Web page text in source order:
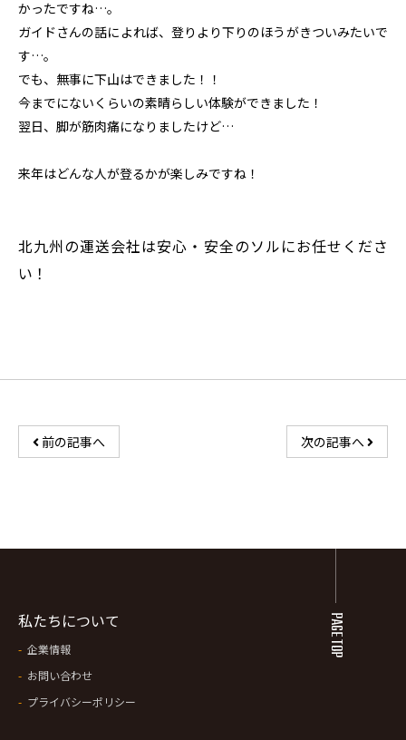
かったですね…。
ガイドさんの話によれば、登りより下りのほうがきついみたいで
す…。
でも、無事に下山はできました！！
今までにないくらいの素晴らしい体験ができました！
翌日、脚が筋肉痛になりましたけど…
来年はどんな人が登るかが楽しみですね！
北九州の運送会社は安心・安全のソルにお任せくださ
い！
前の記事へ 次の記事へ
私たちについて
企業情報
お問い合わせ
プライバシーポリシー
PAGE TOP